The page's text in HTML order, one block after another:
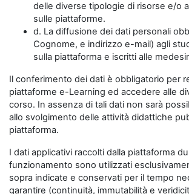
delle diverse tipologie di risorse e/o
sulle piattaforme.
d. La diffusione dei dati personali
Cognome, e indirizzo e-mail) agli
sulla piattaforma e iscritti alle
Il conferimento dei dati è obbligatorio per
piattaforme e-Learning ed accedere alle
corso. In assenza di tali dati non sarà
allo svolgimento delle attività didattiche
piattaforma.
I dati applicativi raccolti dalla piattaforma
funzionamento sono utilizzati
sopra indicate e conservati per il tempo
garantire (continuità, immutabilità e